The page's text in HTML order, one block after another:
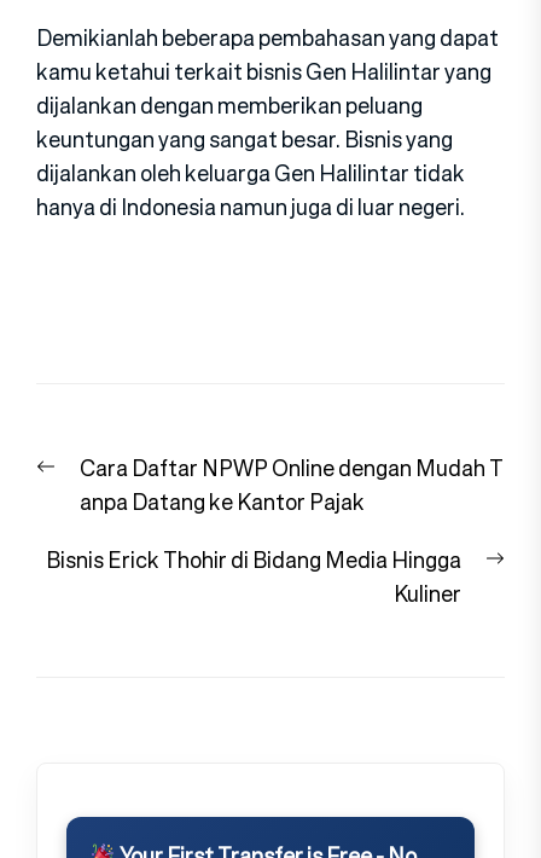
Demikianlah beberapa pembahasan yang dapat
kamu ketahui terkait bisnis Gen Halilintar yang
dijalankan dengan memberikan peluang
keuntungan yang sangat besar. Bisnis yang
dijalankan oleh keluarga Gen Halilintar tidak
hanya di Indonesia namun juga di luar negeri.
pos
Previous
post:
Cara Daftar NPWP Online dengan Mudah T
anpa Datang ke Kantor Pajak
Bisnis Erick Thohir di Bidang Media Hingga
Kuliner